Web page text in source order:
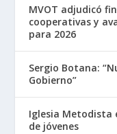
MVOT adjudicó
cooperativas y
para 2026
Sergio Botana:
Gobierno”
Iglesia Metodista
de jóvenes